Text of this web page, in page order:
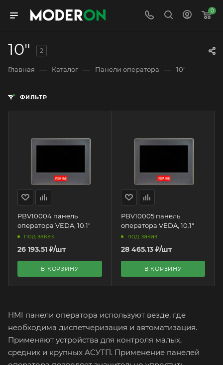
0
10" 2
Главная — Каталог — Панели оператора — 10"
ФИЛЬТР
PBV10004 панель
оператора VEDA, 10.1"
под заказ
26 193.51 ₽/шт
В КОРЗИНУ
PBV10005 панель
оператора VEDA, 10.1"
под заказ
28 465.13₽/шт
В КОРЗИНУ
HMI панели оператора используют везде, где
необходима диспетчеризация и автоматизация.
Применяют устройства для контроля малых,
средних и крупных АСУТП. Применение панелей